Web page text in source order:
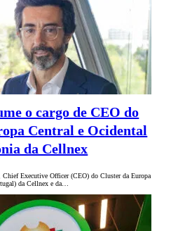
o cargo de CEO do
Central e Ocidental
da Cellnex
Chief Executive Officer (CEO) do Cluster da Europa
da Cellnex e da…